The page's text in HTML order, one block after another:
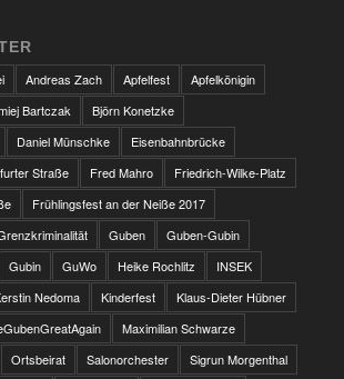
Andreas Zach Apfelfest
Apfelkönigin
Bartczak
Björn Konetzke
Daniel Münschke
Eisenbahnbrücke
Straße Fred Mahro
Friedrich-Wilke-Platz
Frühlingsfest an der Neiße 2017
Guben
Guben-Gubin
Gubin GuWo Heike Rochlitz
INSEK
Nedoma Kinderfest
Klaus-Dieter Hübner
Maximilian Schwarze
Ortsbeirat Salonorchester
Sigrun Morgenthal